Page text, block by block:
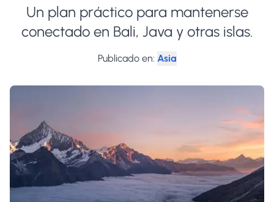
Un plan práctico para mantenerse
conectado en Bali, Java y otras islas.
Publicado en: Asia